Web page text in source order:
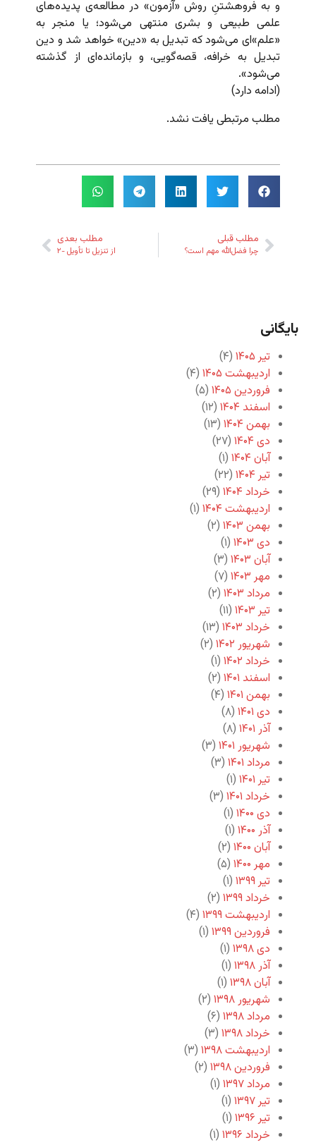
و به فروهشتنِ روش «آزمون» در مطالعه‌ی پدیده‌های
علمی طبیعی و بشری منتهی می‌شود؛ یا منجر به
«علم»ای می‌شود که تبدیل به «دین» خواهد شد و دین
تبدیل به خرافه، قصه‌گویی، و بازمانده‌ای از گذشته
می‌شود».
(ادامه دارد)
مطلب مرتبطی یافت نشد.
مطلب قبلی
چرا فضل‌الله مهم است؟
مطلب بعدی
از تنزیل تا تأویل -۲
بایگانی
تیر ۱۴۰۵
(۴)
اردیبهشت ۱۴۰۵
(۴)
فروردین ۱۴۰۵
(۵)
اسفند ۱۴۰۴
(۱۲)
بهمن ۱۴۰۴
(۱۳)
دی ۱۴۰۴
(۲۷)
آبان ۱۴۰۴
(۱)
تیر ۱۴۰۴
(۲۲)
خرداد ۱۴۰۴
(۲۹)
اردیبهشت ۱۴۰۴
(۱)
بهمن ۱۴۰۳
(۲)
دی ۱۴۰۳
(۱)
آبان ۱۴۰۳
(۳)
مهر ۱۴۰۳
(۷)
مرداد ۱۴۰۳
(۲)
تیر ۱۴۰۳
(۱۱)
خرداد ۱۴۰۳
(۱۳)
شهریور ۱۴۰۲
(۲)
خرداد ۱۴۰۲
(۱)
اسفند ۱۴۰۱
(۲)
بهمن ۱۴۰۱
(۴)
دی ۱۴۰۱
(۸)
آذر ۱۴۰۱
(۸)
شهریور ۱۴۰۱
(۳)
مرداد ۱۴۰۱
(۳)
تیر ۱۴۰۱
(۱)
خرداد ۱۴۰۱
(۳)
دی ۱۴۰۰
(۱)
آذر ۱۴۰۰
(۱)
آبان ۱۴۰۰
(۲)
مهر ۱۴۰۰
(۵)
تیر ۱۳۹۹
(۱)
خرداد ۱۳۹۹
(۲)
اردیبهشت ۱۳۹۹
(۴)
فروردین ۱۳۹۹
(۱)
دی ۱۳۹۸
(۱)
آذر ۱۳۹۸
(۱)
آبان ۱۳۹۸
(۱)
شهریور ۱۳۹۸
(۲)
مرداد ۱۳۹۸
(۶)
خرداد ۱۳۹۸
(۳)
اردیبهشت ۱۳۹۸
(۳)
فروردین ۱۳۹۸
(۲)
مرداد ۱۳۹۷
(۱)
تیر ۱۳۹۷
(۱)
تیر ۱۳۹۶
(۱)
خرداد ۱۳۹۶
(۱)